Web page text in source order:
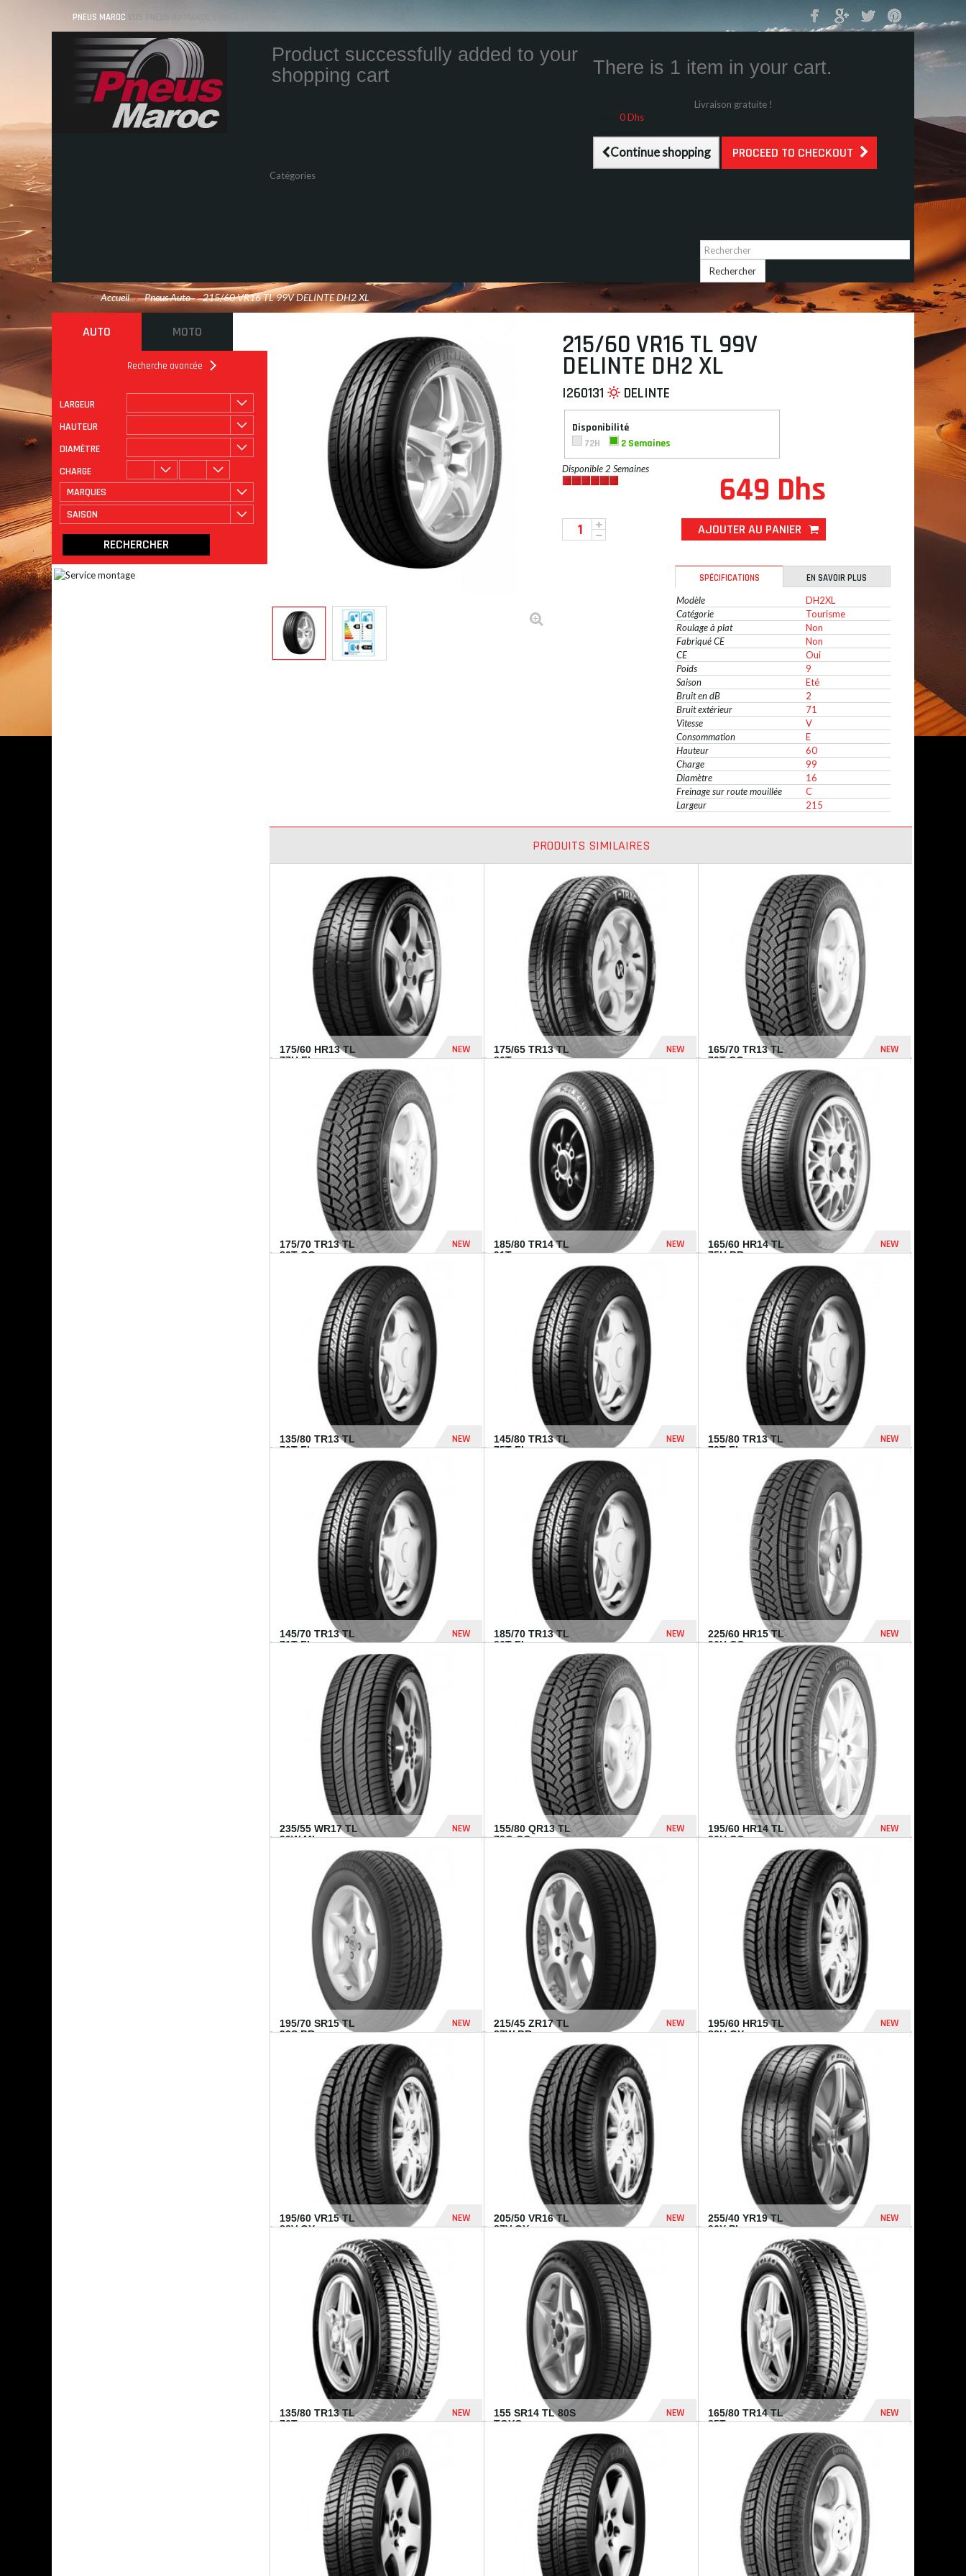
PNEUS MAROC VOS PNEUS AU MAROC LIVRÉS ET MONTÉS
Product successfully added to your
shopping cart
There is 1 item in your cart.
Livraison gratuite !
0 Dhs
Continue shopping PROCEED TO CHECKOUT
Catégories
Rechercher
Accueil / Pneus Auto > 215/60 VR16 TL 99V DELINTE DH2 XL
AUTO MOTO
Recherche avancée
LARGEUR
HAUTEUR
DIAMÈTRE
CHARGE
MARQUES
SAISON
ROULAGE À PLAT
215/60 VR16 TL 99V
DELINTE DH2 XL
I260131 DELINTE
Disponibilité
72H
2 Semaines
Disponible 2 Semaines
649 Dhs
AJOUTER AU PANIER
SPÉCIFICATIONS
EN SAVOIR PLUS
Modèle
DH2XL
Catégorie
Tourisme
Roulage à plat
Non
Fabriqué CE
Non
CE
Oui
Poids
9
Saison
Eté
Bruit en dB
2
Bruit extérieur
71
Vitesse
V
Consommation
E
Hauteur
60
Charge
99
Diamètre
16
Freinage sur route mouillée
C
Largeur
215
PRODUITS SIMILAIRES
175/60 HR13 TL
77H FI...
NEW
394 Dhs
175/65 TR13 TL
80T...
NEW
165/70 TR13 TL
79T CO...
NEW
364 Dhs
175/70 TR13 TL
82T CO...
NEW
185/80 TR14 TL
91T...
NEW
448 Dhs
165/60 HR14 TL
75H BR...
NEW
135/80 TR13 TL
70T FI...
NEW
145/80 TR13 TL
75T FI...
NEW
155/80 TR13 TL
79T FI...
NEW
145/70 TR13 TL
71T FI...
NEW
185/70 TR13 TL
86T FI...
NEW
432 Dhs
225/60 HR15 TL
96H CO...
NEW
1 040 Dhs
235/55 WR17 TL
99W MI...
NEW
1 182 Dhs
155/80 QR13 TL
79Q CO...
NEW
195/60 HR14 TL
86H CO...
NEW
790 Dhs
195/70 SR15 TL
92S BR...
NEW
837 Dhs
215/45 ZR17 TL
87W BR...
NEW
955 Dhs
195/60 HR15 TL
88H GY...
NEW
195/60 VR15 TL
88V GY...
NEW
205/50 VR16 TL
87V GY...
NEW
255/40 YR19 TL
96Y PI...
NEW
1 771 Dhs
135/80 TR13 TL
70T...
NEW
155 SR14 TL 80S
TOYO...
NEW
165/80 TR14 TL
85T...
NEW
458 Dhs